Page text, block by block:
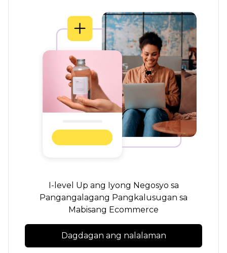
I-level Up ang Iyong Negosyo sa
Pangangalagang Pangkalusugan sa
Mabisang Ecommerce
Dagdagan ang nalalaman